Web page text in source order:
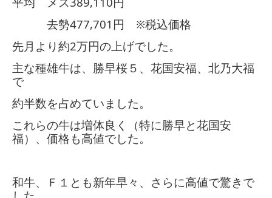
去勢477,701 円 ※税込価格
先月より約2万円の上げでした。
主な種雄牛は、勝早桜５、花国安福、北乃大福
で
約半数を占めていました。
これらの牛は増体良く（特に勝早と花国安
福）、価格も高値でした。
和牛、Ｆ１とも新年早々、さらに高値で驚きで